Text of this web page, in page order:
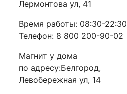
Лермонтова ул, 41
Время работы: 08:30-22:30
Телефон: 8 800 200-90-02
Магнит у дома
по адресу:Белгород,
Левобережная ул, 14